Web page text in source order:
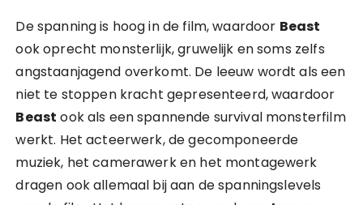
De spanning is hoog in de film, waardoor Beast
ook oprecht monsterlijk, gruwelijk en soms zelfs
angstaanjagend overkomt. De leeuw wordt als een
niet te stoppen kracht gepresenteerd, waardoor
Beast ook als een spannende survival monsterfilm
werkt. Het acteerwerk, de gecomponeerde
muziek, het camerawerk en het montagewerk
dragen ook allemaal bij aan de spanningslevels